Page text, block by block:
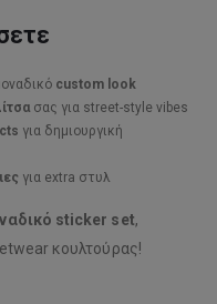
custom look
σας για street-style vibes
για δημιουργική
για extra στυλ
sticker set,
κουλτούρας!